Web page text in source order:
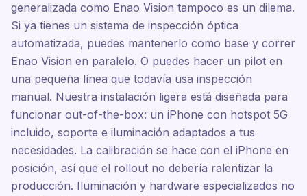
generalizada como Enao Vision tampoco es un dilema.
Si ya tienes un sistema de inspección óptica
automatizada, puedes mantenerlo como base y correr
Enao Vision en paralelo. O puedes hacer un pilot en
una pequeña línea que todavía usa inspección
manual. Nuestra instalación ligera está diseñada para
funcionar out-of-the-box: un iPhone con hotspot 5G
incluido, soporte e iluminación adaptados a tus
necesidades. La calibración se hace con el iPhone en
posición, así que el rollout no debería ralentizar la
producción. Iluminación y hardware especializados no